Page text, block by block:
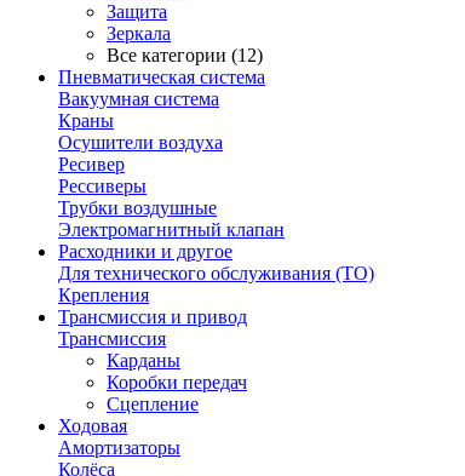
Защита
Зеркала
Все категории (12)
Пневматическая система
Вакуумная система
Краны
Осушители воздуха
Ресивер
Рессиверы
Трубки воздушные
Электромагнитный клапан
Расходники и другое
Для технического обслуживания (ТО)
Крепления
Трансмиссия и привод
Трансмиссия
Карданы
Коробки передач
Сцепление
Ходовая
Амортизаторы
Колёса